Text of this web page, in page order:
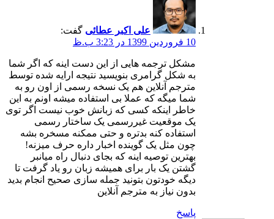
علی اکبر عطائی گفت:
10 فروردین 1399 در 3:23 ب.ظ
مشکل ترجمه هایی از این دست اینه که اگر شما
به شکل گرامری بنویسید نتیجه ارایه شده توسط
مترجم آنلاین هم یک نسخه رسمی از اون رو به
شما میگه که عملا بی استفاده میشه اونم به این
خاطر اینکه کسی که زبانش خوب نیست اگر توی
یک موقعیت غیررسمی یک ساختار رسمی
استفاده کنه بدتره و حتی ممکنه مسخره بشه
چون مثل یک گوینده اخبار داره حرف میزنه!
بهترین توصیه اینه که بجای دنبال راه میانبر
گشتن یک بار برای همیشه زبان رو یاد گرفت تا
دیگه خودتون بتونید جمله سازی صحیح انجام بدید
بدون نیاز به مترجم آنلاین
پاسخ